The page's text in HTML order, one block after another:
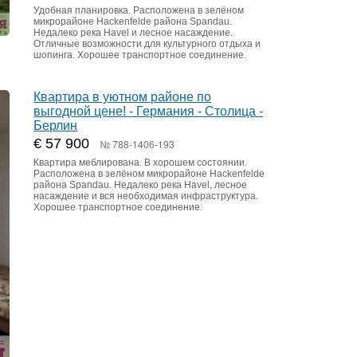
Удобная планировка. Расположена в зелёном
микрорайоне Hackenfelde района Spandau.
Недалеко река Havel и лесное насаждение.
Отличные возможности для культурного отдыха и
шопинга. Хорошее транспортное соединение.
Квартира в уютном районе по
выгодной цене! - Германия - Столица -
Берлин
€ 57 900 № 788-1406-193
Квартира меблирована. В хорошем состоянии.
Расположена в зелёном микрорайоне Hackenfelde
района Spandau. Недалеко река Havel, лесное
насаждение и вся необходимая инфраструктура.
Хорошее транспортное соединение.